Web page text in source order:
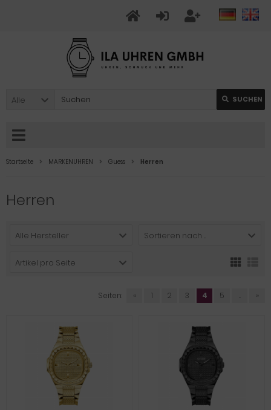
Alle SUCHEN
Startseite MARKENUHREN Guess Herren
Herren
Alle Hersteller Sortieren nach ...
Artikel pro Seite
Seiten: « 1 2 3 4 5 ... »